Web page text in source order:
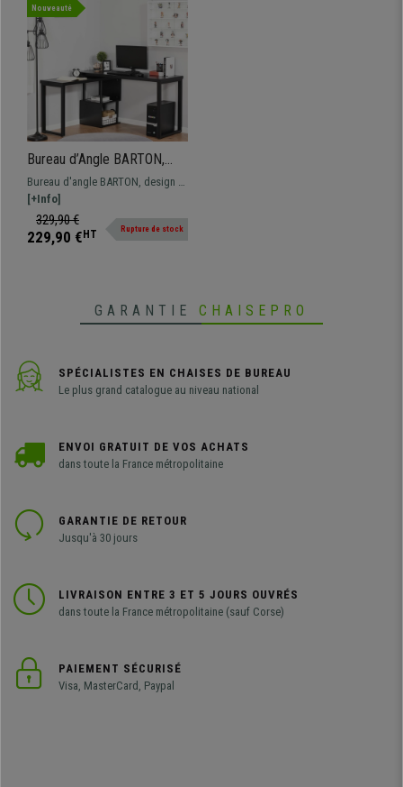
Nouveauté
Bureau d’Angle BARTON,
220x55x76cm, Modulable,
en Bois et Métal, Noir
Bureau d'angle BARTON, design et
élégant. Polyvalent et modulable,
il est idéal pour les petits
espaces.
[+Info]
329,90 €
229,90 € HT Rupture de stock
GARANTIE CHAISEPRO
SPÉCIALISTES EN CHAISES DE BUREAU
Le plus grand catalogue au niveau national
ENVOI GRATUIT DE VOS ACHATS
dans toute la France métropolitaine
GARANTIE DE RETOUR
Jusqu'à 30 jours
LIVRAISON ENTRE 3 ET 5 JOURS OUVRÉS
dans toute la France métropolitaine (sauf Corse)
PAIEMENT SÉCURISÉ
Visa, MasterCard, Paypal